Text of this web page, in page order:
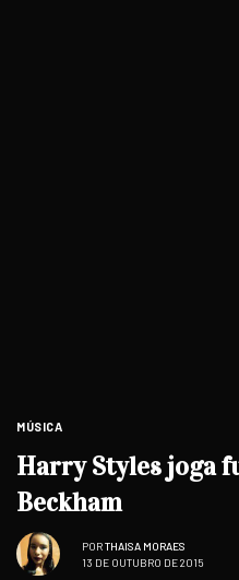
MÚSICA
Harry Styles joga
Beckham
PORTHAISA MORAES
13 DE OUTUBRO DE 2015